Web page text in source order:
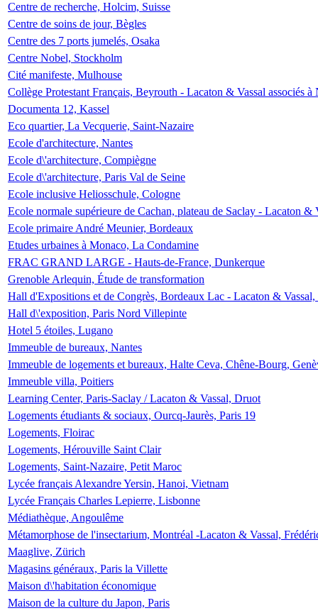
Centre de recherche, Holcim, Suisse
Centre de soins de jour, Bègles
Centre des 7 ports jumelés, Osaka
Centre Nobel, Stockholm
Cité manifeste, Mulhouse
Collège Protestant Français, Beyrouth - Lacaton & Vassal associés
Documenta 12, Kassel
Eco quartier, La Vecquerie, Saint-Nazaire
Ecole d'architecture, Nantes
Ecole d\'architecture, Compiègne
Ecole d\'architecture, Paris Val de Seine
Ecole inclusive Heliosschule, Cologne
Ecole normale supérieure de Cachan, plateau de Saclay - Lacaton &
Ecole primaire André Meunier, Bordeaux
Etudes urbaines à Monaco, La Condamine
FRAC GRAND LARGE - Hauts-de-France, Dunkerque
Grenoble Arlequin, Étude de transformation
Hall d'Expositions et de Congrès, Bordeaux Lac - Lacaton &
Hall d\'exposition, Paris Nord Villepinte
Hotel 5 étoiles, Lugano
Immeuble de bureaux, Nantes
Immeuble de logements et bureaux, Halte Ceva, Chêne-Bourg,
Immeuble villa, Poitiers
Learning Center, Paris-Saclay / Lacaton & Vassal, Druot
Logements étudiants & sociaux, Ourcq-Jaurès, Paris 19
Logements, Floirac
Logements, Hérouville Saint Clair
Logements, Saint-Nazaire, Petit Maroc
Lycée français Alexandre Yersin, Hanoi, Vietnam
Lycée Français Charles Lepierre, Lisbonne
Médiathèque, Angoulême
Métamorphose de l'insectarium, Montréal -Lacaton & Vassal,
Maaglive, Zürich
Magasins généraux, Paris la Villette
Maison d\'habitation économique
Maison de la culture du Japon, Paris